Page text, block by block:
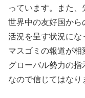
っています。また
世界中の友好国から
活況を呈す状況にな
マスゴミの報道が相
グローバル勢力の
なので信じてはなり